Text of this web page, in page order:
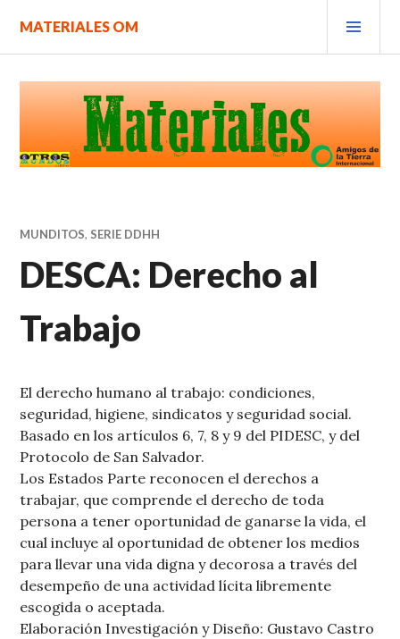
contenido.
MATERIALES OM
MUNDITOS, SERIE DDHH
DESCA: Derecho al
Trabajo
El derecho humano al trabajo: condiciones,
seguridad, higiene, sindicatos y seguridad social.
Basado en los artículos 6, 7, 8 y 9 del PIDESC, y del
Protocolo de San Salvador.
Los Estados Parte reconocen el derechos a
trabajar, que comprende el derecho de toda
persona a tener oportunidad de ganarse la vida, el
cual incluye al oportunidad de obtener los medios
para llevar una vida digna y decorosa a través del
desempeño de una actividad lícita libremente
escogida o aceptada.
Elaboración Investigación y Diseño: Gustavo Castro